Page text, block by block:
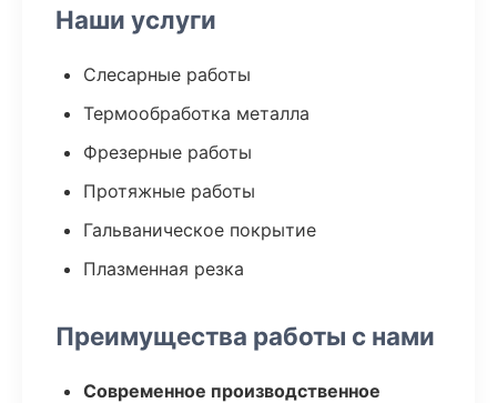
Наши услуги
Слесарные работы
Термообработка металла
Фрезерные работы
Протяжные работы
Гальваническое покрытие
Плазменная резка
Преимущества работы с нами
Современное производственное